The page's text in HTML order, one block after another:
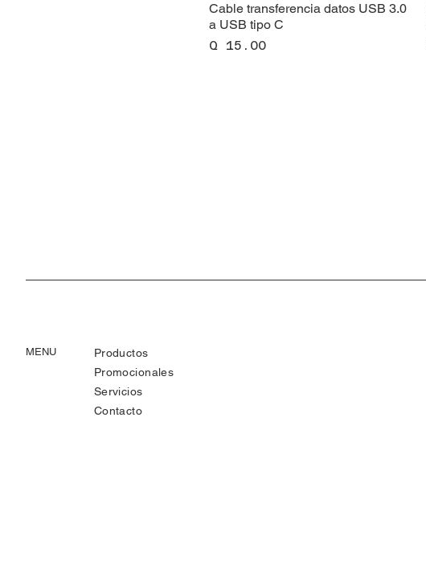
Cable transferencia datos USB 3.0
a USB tipo C
Precio
Q 15.00
MENU
Productos
Promocionales
Servicios
Contacto